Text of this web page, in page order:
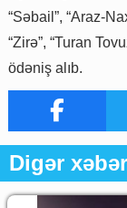
“Səbail”, “Araz-
“Zirə”, “Turan
ödəniş alıb.
Digər